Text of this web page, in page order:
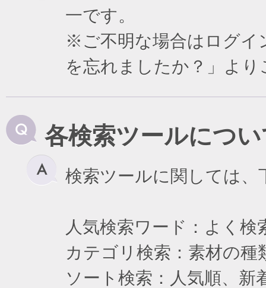
一です。
※ご不明な場合はログイ
を忘れましたか？」よ
各検索ツールにつ
検索ツールに関しては
人気検索ワード：よく
カテゴリ検索：素材の
ソート検索：人気順、